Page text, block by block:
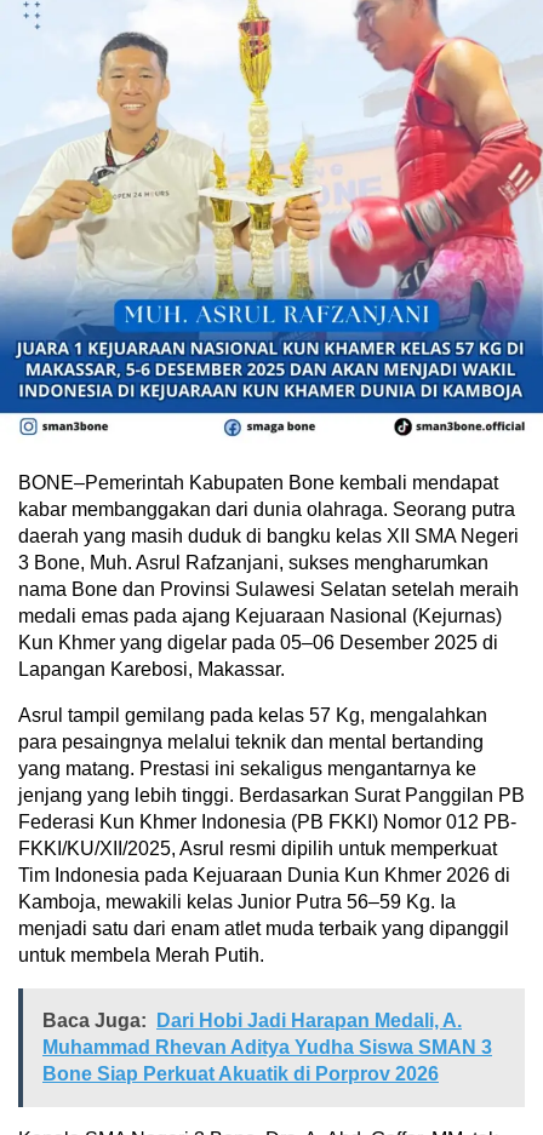
BONE–Pemerintah Kabupaten Bone kembali mendapat
kabar membanggakan dari dunia olahraga. Seorang putra
daerah yang masih duduk di bangku kelas XII SMA Negeri
3 Bone, Muh. Asrul Rafzanjani, sukses mengharumkan
nama Bone dan Provinsi Sulawesi Selatan setelah meraih
medali emas pada ajang Kejuaraan Nasional (Kejurnas)
Kun Khmer yang digelar pada 05–06 Desember 2025 di
Lapangan Karebosi, Makassar.
Asrul tampil gemilang pada kelas 57 Kg, mengalahkan
para pesaingnya melalui teknik dan mental bertanding
yang matang. Prestasi ini sekaligus mengantarnya ke
jenjang yang lebih tinggi. Berdasarkan Surat Panggilan PB
Federasi Kun Khmer Indonesia (PB FKKI) Nomor 012 PB-
FKKI/KU/XII/2025, Asrul resmi dipilih untuk memperkuat
Tim Indonesia pada Kejuaraan Dunia Kun Khmer 2026 di
Kamboja, mewakili kelas Junior Putra 56–59 Kg. Ia
menjadi satu dari enam atlet muda terbaik yang dipanggil
untuk membela Merah Putih.
Baca Juga:
Dari Hobi Jadi Harapan Medali, A.
Muhammad Rhevan Aditya Yudha Siswa SMAN 3
Bone Siap Perkuat Akuatik di Porprov 2026